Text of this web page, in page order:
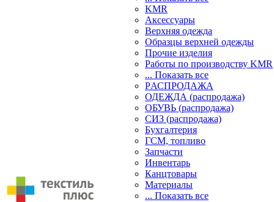
KMR
Аксессуары
Верхняя одежда
Образцы верхней одежды
Прочие изделия
Работы по производству KMR
... Показать все
PАСПРОДАЖА
ОДЕЖДА (распродажа)
ОБУВЬ (распродажа)
СИЗ (распродажа)
Бухгалтерия
ГСМ, топливо
Запчасти
Инвентарь
Канцтовары
Материалы
... Показать все